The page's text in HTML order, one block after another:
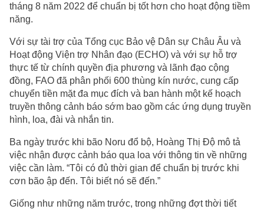
tháng 8 năm 2022 để chuẩn bị tốt hơn cho hoạt động tiềm
năng.
Với sự tài trợ của Tổng cục Bảo vệ Dân sự Châu Âu và
Hoạt động Viện trợ Nhân đạo (ECHO) và với sự hỗ trợ
thực tế từ chính quyền địa phương và lãnh đạo cộng
đồng, FAO đã phân phối 600 thùng kín nước, cung cấp
chuyển tiền mặt đa mục đích và ban hành một kế hoạch
truyền thông cảnh báo sớm bao gồm các ứng dụng truyền
hình, loa, đài và nhắn tin.
Ba ngày trước khi bão Noru đổ bộ, Hoàng Thị Độ mô tả
việc nhận được cảnh báo qua loa với thông tin về những
việc cần làm. “Tôi có đủ thời gian để chuẩn bị trước khi
cơn bão ập đến. Tôi biết nó sẽ đến.”
Giống như những năm trước, trong những đợt thời tiết